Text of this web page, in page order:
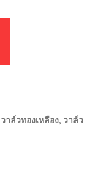
วาล์วทองเหลือง, วาล์ว